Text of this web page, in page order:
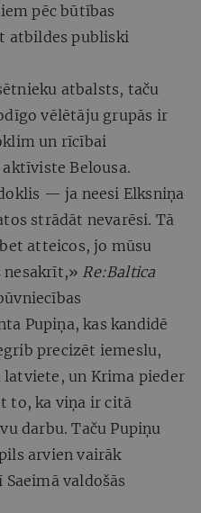
pēc būtības
atbildes publiski
atbalsts, taču
vēlētāju grupās ir
un rīcībai
Belousa.
— ja neesi Elksniņa
strādāt nevarēsi. Tā
atteicos, jo mūsu
nesakrīt,» Re:Baltica
Pupiņa, kas kandidē
precizēt iemeslu,
latviete, un Krima pieder
to, ka viņa ir citā
darbu. Taču Pupiņu
arvien vairāk
valdošās